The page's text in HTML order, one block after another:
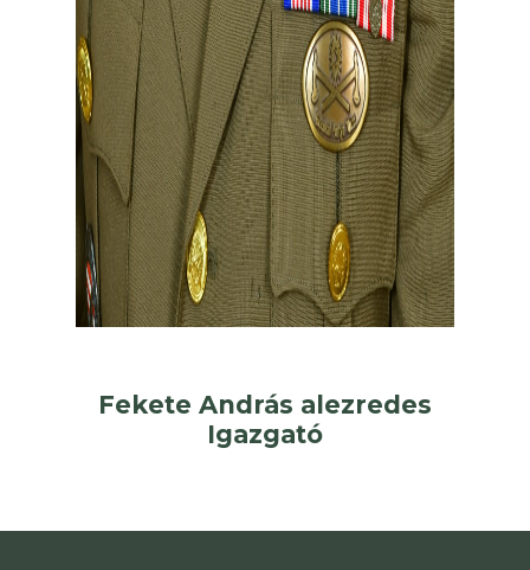
Fekete András alezredes
Igazgató